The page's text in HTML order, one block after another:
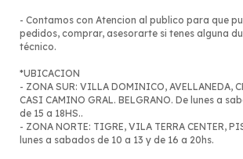
- Contamos con Atencion al publico para que
pedidos, comprar, asesorarte si tenes alguna
técnico.
*UBICACION
- ZONA SUR: VILLA DOMINICO, AVELLANEDA,
CASI CAMINO GRAL. BELGRANO. De lunes a
de 15 a 18HS..
- ZONA NORTE: TIGRE, VILA TERRA CENTER,
lunes a sabados de 10 a 13 y de 16 a 20hs.